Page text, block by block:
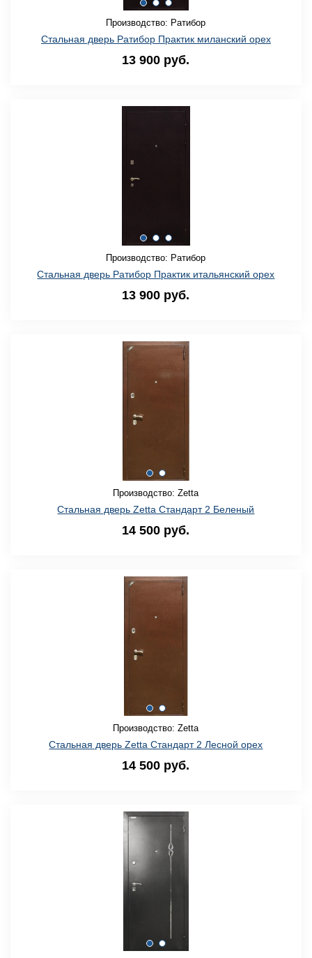
Производство: Ратибор
Стальная дверь Ратибор Практик миланский орех
13 900 руб.
Производство: Ратибор
Стальная дверь Ратибор Практик итальянский орех
13 900 руб.
Производство: Zetta
Стальная дверь Zetta Стандарт 2 Беленый
14 500 руб.
Производство: Zetta
Стальная дверь Zetta Стандарт 2 Лесной орех
14 500 руб.